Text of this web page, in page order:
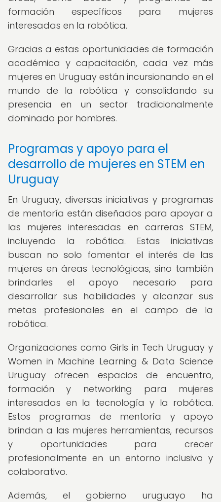
formación específicos para mujeres
interesadas en la robótica.
Gracias a estas oportunidades de formación
académica y capacitación, cada vez más
mujeres en Uruguay están incursionando en el
mundo de la robótica y consolidando su
presencia en un sector tradicionalmente
dominado por hombres.
Programas y apoyo para el
desarrollo de mujeres en STEM en
Uruguay
En Uruguay, diversas iniciativas y programas
de mentoría están diseñados para apoyar a
las mujeres interesadas en carreras STEM,
incluyendo la robótica. Estas iniciativas
buscan no solo fomentar el interés de las
mujeres en áreas tecnológicas, sino también
brindarles el apoyo necesario para
desarrollar sus habilidades y alcanzar sus
metas profesionales en el campo de la
robótica.
Organizaciones como Girls in Tech Uruguay y
Women in Machine Learning & Data Science
Uruguay ofrecen espacios de encuentro,
formación y networking para mujeres
interesadas en la tecnología y la robótica.
Estos programas de mentoría y apoyo
brindan a las mujeres herramientas, recursos
y oportunidades para crecer
profesionalmente en un entorno inclusivo y
colaborativo.
Además, el gobierno uruguayo ha